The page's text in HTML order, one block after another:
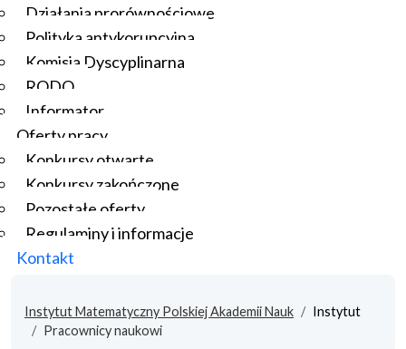
Działania prorównościowe
Polityka antykorupcyjna
Komisja Dyscyplinarna
RODO
Informator
Oferty pracy
Konkursy otwarte
Konkursy zakończone
Pozostałe oferty
Regulaminy i informacje
Kontakt
Instytut Matematyczny Polskiej Akademii Nauk
Instytut
Pracownicy naukowi